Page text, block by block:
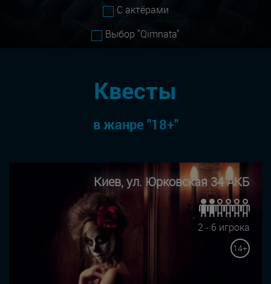
С актёрами
Выбор "Qimnata"
Квесты
в жанре "18+"
Киев, ул. Юрковская 34 АКБ
2 - 6 игрока
14+